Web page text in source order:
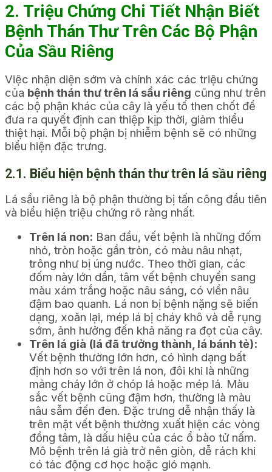
2. Triệu Chứng Chi Tiết Nhận Biết
Bệnh Thán Thư Trên Các Bộ Phận
Của Sầu Riêng
Việc nhận diện sớm và chính xác các triệu chứng
của bệnh thán thư trên lá sầu riêng cũng như trên
các bộ phận khác của cây là yếu tố then chốt để
đưa ra quyết định can thiệp kịp thời, giảm thiểu
thiệt hại. Mỗi bộ phận bị nhiễm bệnh sẽ có những
biểu hiện đặc trưng.
2.1. Biểu hiện bệnh thán thư trên lá sầu riêng
Lá sầu riêng là bộ phận thường bị tấn công đầu tiên
và biểu hiện triệu chứng rõ ràng nhất.
Trên lá non: Ban đầu, vết bệnh là những đốm
nhỏ, tròn hoặc gần tròn, có màu nâu nhạt,
trông như bị úng nước. Theo thời gian, các
đốm này lớn dần, tâm vết bệnh chuyển sang
màu xám trắng hoặc nâu sáng, có viền nâu
đậm bao quanh. Lá non bị bệnh nặng sẽ biến
dạng, xoăn lại, mép lá bị cháy khô và dễ rụng
sớm, ảnh hưởng đến khả năng ra đọt của cây.
Trên lá già (lá đã trưởng thành, lá bánh tẻ):
Vết bệnh thường lớn hơn, có hình dạng bất
định hơn so với trên lá non, đôi khi là những
mảng cháy lớn ở chóp lá hoặc mép lá. Màu
sắc vết bệnh cũng đậm hơn, thường là màu
nâu sẫm đến đen. Đặc trưng dễ nhận thấy là
trên mặt vết bệnh thường xuất hiện các vòng
đồng tâm, là dấu hiệu của các ổ bào tử nấm.
Mô bệnh trên lá già trở nên giòn, dễ rách khi
có tác động cơ học hoặc gió mạnh.